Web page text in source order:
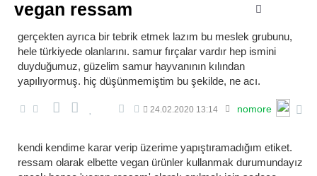
vegan ressam
gerçekten ayrıca bir tebrik etmek lazım bu meslek grubunu,
hele türkiyede olanlarını. samur fırçalar vardır hep ismini
duyduğumuz, güzelim samur hayvanının kılından
yapılıyormuş. hiç düşünmemiştim bu şekilde, ne acı.
24.02.2020 13:14 nomore
kendi kendime karar verip üzerime yapıştıramadığım etiket.
ressam olarak elbette vegan ürünler kullanmak durumundayız